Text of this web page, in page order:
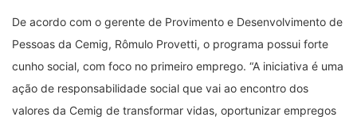
De acordo com o gerente de Provimento e Desenvolvimento de
Pessoas da Cemig, Rômulo Provetti, o programa possui forte
cunho social, com foco no primeiro emprego. “A iniciativa é uma
ação de responsabilidade social que vai ao encontro dos
valores da Cemig de transformar vidas, oportunizar empregos